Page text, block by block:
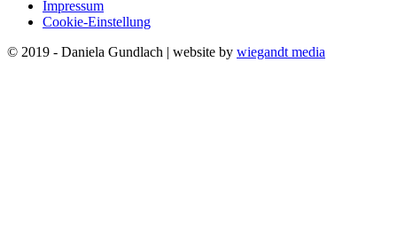
Impressum
Cookie-Einstellung
© 2019 - Daniela Gundlach | website by wiegandt media